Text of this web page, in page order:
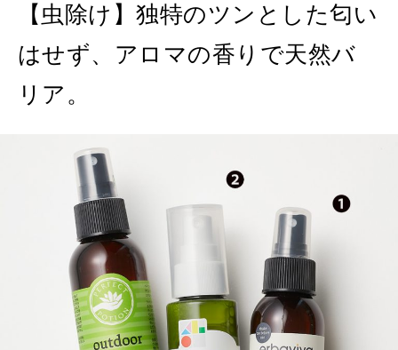
【虫除け】独特のツンとした匂い
はせず、アロマの香りで天然バ
リア。